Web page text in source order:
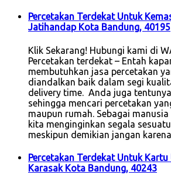
Percetakan Terdekat Untuk
Jatihandap Kota Bandung, 40195
Klik Sekarang! Hubungi kami di
Percetakan terdekat – Entah
membutuhkan jasa percetakan
diandalkan baik dalam segi
delivery time. Anda juga
sehingga mencari percetakan
maupun rumah. Sebagai
kita menginginkan segala
meskipun demikian jangan
Percetakan Terdekat Untuk
Karasak Kota Bandung, 40243